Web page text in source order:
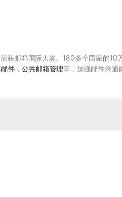
获邮箱国际大奖。180多个国家的10
件， 公共邮箱管理等，加强邮件沟通